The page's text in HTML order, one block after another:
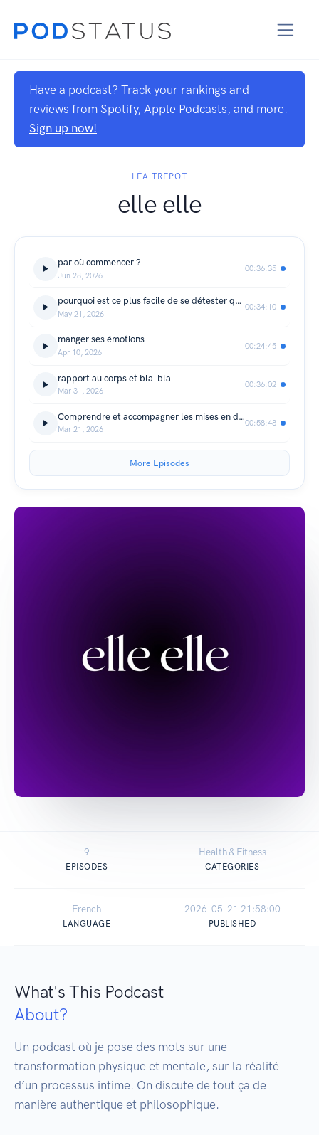
Have a podcast? Track your rankings and
reviews from Spotify, Apple Podcasts, and more.
Sign up now!
LÉA TREPOT
elle elle
par où commencer ?
Jun 28, 2026
00:36:35
pourquoi est ce plus facile de se détester que de s’aimer ?
May 21, 2026
00:34:10
manger ses émotions
Apr 10, 2026
00:24:45
rapport au corps et bla-bla
Mar 31, 2026
00:36:02
Comprendre et accompagner les mises en danger chez les adolescents. (TD)
Mar 21, 2026
00:58:48
More Episodes
9
EPISODES
Health & Fitness
CATEGORIES
French
LANGUAGE
2026-05-21 21:58:00
PUBLISHED
What's This Podcast
About?
Un podcast où je pose des mots sur une
transformation physique et mentale, sur la réalité
d’un processus intime. On discute de tout ça de
manière authentique et philosophique.